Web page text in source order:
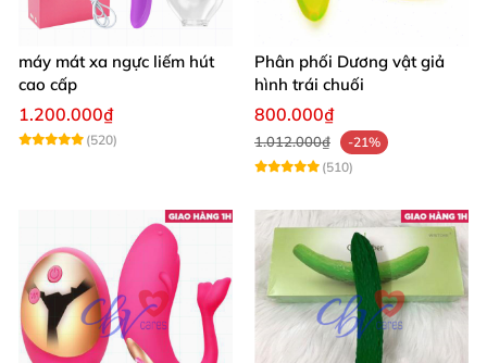
máy mát xa ngực liếm hút
cao cấp
1.200.000₫
(520)
Phân phối Dương vật giả
hình trái chuối
800.000₫
1.012.000₫
-21%
(510)